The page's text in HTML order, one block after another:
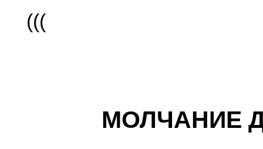
(((
МОЛЧАНИЕ